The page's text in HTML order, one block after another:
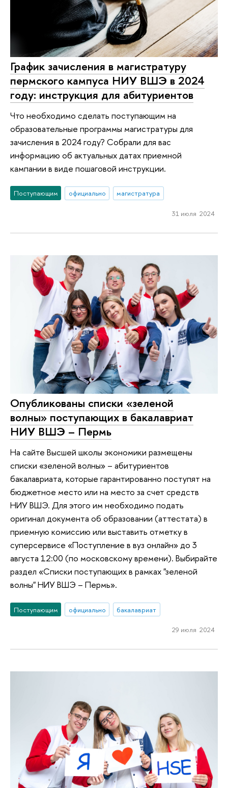
График зачисления в магистратуру
пермского кампуса НИУ ВШЭ в 2024
году: инструкция для абитуриентов
Что необходимо сделать поступающим на
образовательные программы магистратуры для
зачисления в 2024 году? Собрали для вас
информацию об актуальных датах приемной
кампании в виде пошаговой инструкции.
Поступающим официально магистратура
31 июля 2024
Опубликованы списки «зеленой
волны» поступающих в бакалавриат
НИУ ВШЭ – Пермь
На сайте Высшей школы экономики размещены
списки «зеленой волны» – абитуриентов
бакалавриата, которые гарантированно поступят на
бюджетное место или на место за счет средств
НИУ ВШЭ. Для этого им необходимо подать
оригинал документа об образовании (аттестата) в
приемную комиссию или выставить отметку в
суперсервисе «Поступление в вуз онлайн» до 3
августа 12:00 (по московскому времени). Выбирайте
раздел «Списки поступающих в рамках "зеленой
волны" НИУ ВШЭ – Пермь».
Поступающим официально бакалавриат
29 июля 2024